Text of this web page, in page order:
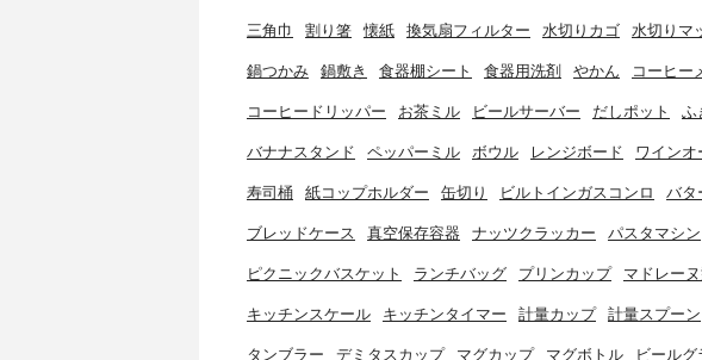
三角巾 割り箸 懐紙 換気扇フィルター 水切りカゴ 水切りマ
鍋つかみ 鍋敷き 食器棚シート 食器用洗剤 やかん コーヒー
コーヒードリッパー お茶ミル ビールサーバー だしポット ふ
バナナスタンド ペッパーミル ボウル レンジボード ワインオ
寿司桶 紙コップホルダー 缶切り ビルトインガスコンロ バタ
ブレッドケース 真空保存容器 ナッツクラッカー パスタマシン
ピクニックバスケット ランチバッグ プリンカップ マドレー
キッチンスケール キッチンタイマー 計量カップ 計量スプーン
タンブラー デミタスカップ マグカップ マグボトル ビールグ